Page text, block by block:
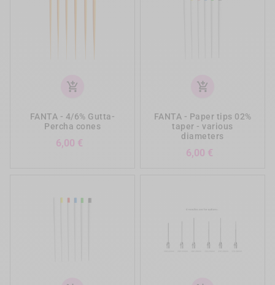
add_shopping_cart
FANTA - 4/6% Gutta-
Percha cones
6,00 €
add_shopping_cart
FANTA - Paper tips 02%
taper - various
diameters
6,00 €